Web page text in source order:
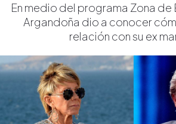
En medio del programa Zona de
Argandoña dio a conocer
relación con su ex